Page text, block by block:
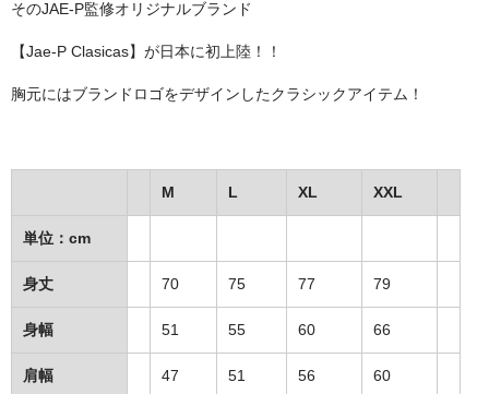
DJ SANTANA
MotiveRecords
グ ッ ズ
全商品（グッズ ）
そのJAE-P監修オリジナルブランド
【Jae-P Clasicas】が日本に初上陸！！
胸元にはブランドロゴをデザインしたクラシックアイテム！
M L XL XXL
単位：cm
身丈 70 75 77 79
身幅 51 55 60 66
肩幅 47 51 56 60